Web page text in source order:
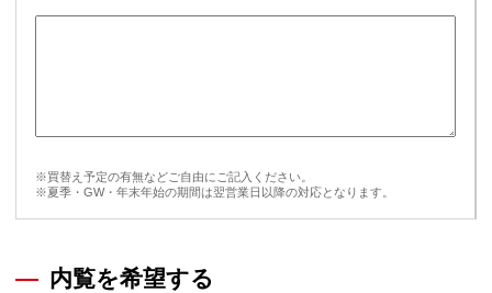
※買替え予定の有無などご自由にご記入ください。
※夏季・GW・年末年始の期間は翌営業日以降の対応となります。
内覧を希望する